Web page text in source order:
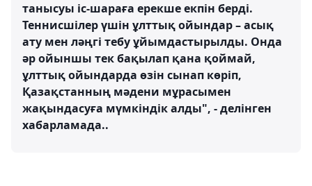
танысуы іс-шараға ерекше екпін берді.
Теннисшілер үшін ұлттық ойындар – асық
ату мен ләңгі тебу ұйымдастырылды. Онда
әр ойыншы тек бақылап қана қоймай,
ұлттық ойындарда өзін сынап көріп,
Қазақстанның мәдени мұрасымен
жақындасуға мүмкіндік алды", - делінген
хабарламада..